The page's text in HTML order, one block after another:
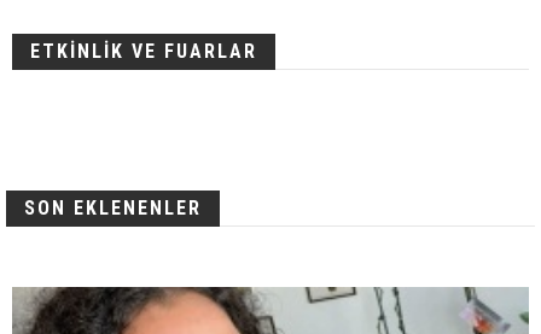
ETKİNLİK VE FUARLAR
SON EKLENENLER